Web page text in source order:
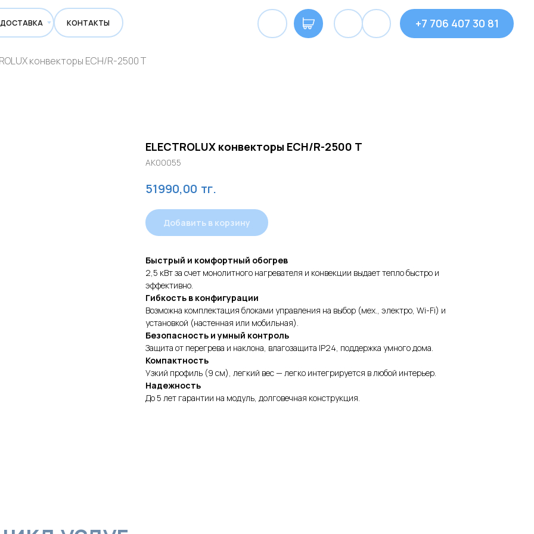
+7 706 407 30 81
КОНТАКТЫ
конвекторы ECH/R-2500 T
ELECTROLUX конвекторы ECH/R-2500 T
AK00055
51990,00 тг.
Добавить в корзину
Быстрый и комфортный обогрев
2,5 кВт за счет монолитного нагревателя и конвекции выдает тепло быстро и
эффективно.
Гибкость в конфигурации
Возможна комплектация блоками управления на выбор (мех., электро, Wi-Fi) и
установкой (настенная или мобильная).
Безопасность и умный контроль
Защита от перегрева и наклона, влагозащита IP24, поддержка умного дома.
Компактность
Узкий профиль (9 см), легкий вес — легко интегрируется в любой интерьер.
Надежность
До 5 лет гарантии на модуль, долговечная конструкция.